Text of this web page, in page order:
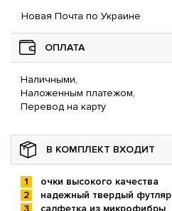
Новая Почта по Украине
ОПЛАТА
Наличными,
Наложенным платежом,
Перевод на карту
В КОМПЛЕКТ ВХОДИТ
очки высокого качества
надежный твердый футляр
салфетка из микрофибры